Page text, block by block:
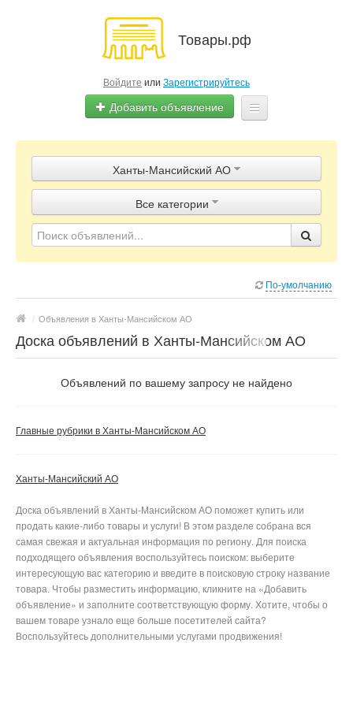
Товары.рф
Войдите или Зарегистрируйтесь
Добавить объявление
Объявления
Магазины
Контакты
Ханты-Мансийский АО
Все категории
По-умолчанию
/ Объявления в Ханты-Мансийском АО
Доска объявлений в Ханты-Мансийском АО
Объявлений по вашему запросу не найдено
Главные рубрики в Ханты-Мансийском АО
Ханты-Мансийский АО
Доска объявлений в Ханты-Мансийском АО поможет купить или
продать какие-либо товары и услуги! В этом разделе собрана вся
самая свежая и актуальная информация по региону. Для поиска
подходящего объявления воспользуйтесь поиском: выберите
интересующую вас категорию и введите в поисковую строку название
товара. Чтобы разместить информацию, кликните на «Добавить
объявление» и заполните соответствующую форму. Хотите, чтобы о
вашем товаре узнало еще больше посетителей сайта?
Воспользуйтесь дополнительными услугами продвижения!